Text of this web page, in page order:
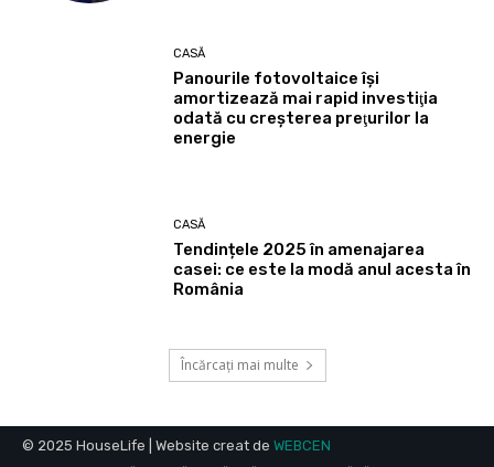
CASĂ
Panourile fotovoltaice îşi
amortizează mai rapid investiţia
odată cu creşterea preţurilor la
energie
CASĂ
Tendințele 2025 în amenajarea
casei: ce este la modă anul acesta în
România
Încărcați mai multe
© 2025 HouseLife | Website creat de WEBCEN